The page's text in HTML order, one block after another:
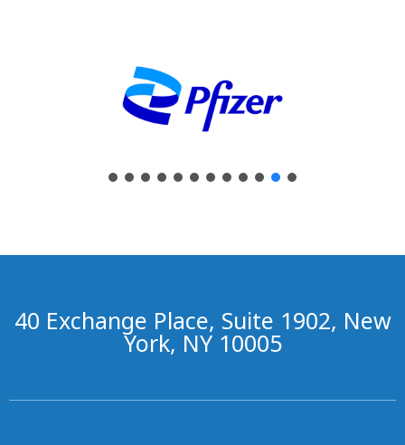
40 Exchange Place, Suite 1902, New
York, NY 10005